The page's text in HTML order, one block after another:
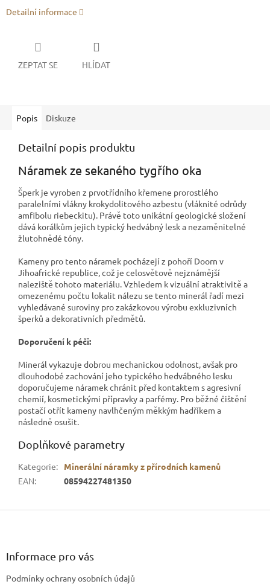
Detailní informace
ZEPTAT SE HLÍDAT
Popis Diskuze
Detailní popis produktu
Náramek ze sekaného tygřího oka
Šperk je vyroben z prvotřídního křemene prorostlého
paralelními vlákny krokydolitového azbestu (vláknité odrůdy
amfibolu riebeckitu). Právě toto unikátní geologické složení
dává korálkům jejich typický hedvábný lesk a nezaměnitelné
žlutohnědé tóny.
Kameny pro tento náramek pocházejí z pohoří Doorn v
Jihoafrické republice, což je celosvětově nejznámější
naleziště tohoto materiálu. Vzhledem k vizuální atraktivitě a
omezenému počtu lokalit nálezu se tento minerál řadí mezi
vyhledávané suroviny pro zakázkovou výrobu exkluzivních
šperků a dekorativních předmětů.
Doporučení k péči:
Minerál vykazuje dobrou mechanickou odolnost, avšak pro
dlouhodobé zachování jeho typického hedvábného lesku
doporučujeme náramek chránit před kontaktem s agresivní
chemií, kosmetickými přípravky a parfémy. Pro běžné čištění
postačí otřít kameny navlhčeným měkkým hadříkem a
následně osušit.
Doplňkové parametry
Kategorie:
Minerální náramky z přírodních kamenů
EAN: 08594227481350
Informace pro vás
Podmínky ochrany osobních údajů